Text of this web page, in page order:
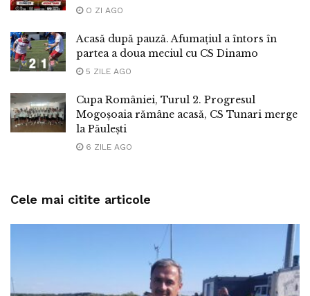
O ZI AGO
Acasă după pauză. Afumațiul a întors în
partea a doua meciul cu CS Dinamo
5 ZILE AGO
Cupa României, Turul 2. Progresul
Mogoșoaia rămâne acasă, CS Tunari merge
la Păulești
6 ZILE AGO
Cele mai citite articole